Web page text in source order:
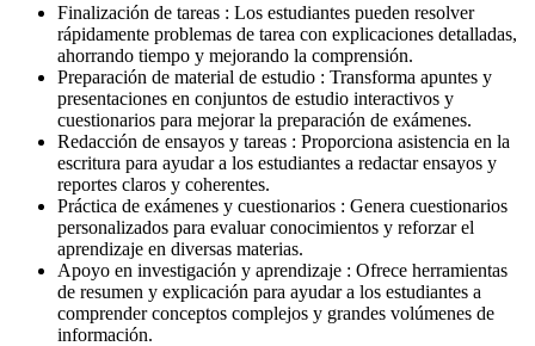
Finalización de tareas : Los estudiantes pueden resolver
rápidamente problemas de tarea con explicaciones detalladas,
ahorrando tiempo y mejorando la comprensión.
Preparación de material de estudio : Transforma apuntes y
presentaciones en conjuntos de estudio interactivos y
cuestionarios para mejorar la preparación de exámenes.
Redacción de ensayos y tareas : Proporciona asistencia en la
escritura para ayudar a los estudiantes a redactar ensayos y
reportes claros y coherentes.
Práctica de exámenes y cuestionarios : Genera cuestionarios
personalizados para evaluar conocimientos y reforzar el
aprendizaje en diversas materias.
Apoyo en investigación y aprendizaje : Ofrece herramientas
de resumen y explicación para ayudar a los estudiantes a
comprender conceptos complejos y grandes volúmenes de
información.